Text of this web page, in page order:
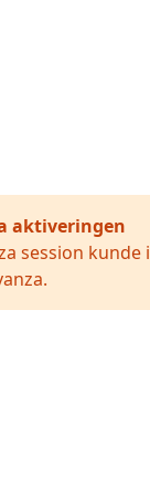
aktiveringen
session
.